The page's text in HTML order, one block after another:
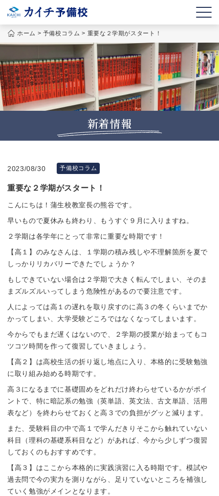
ホーム > 予備校コラム > 重要な２学期がスタート！
新着情報
2023/08/30 予備校コラム
重要な２学期がスタート！
こんにちは！蒲生校教室長の熊谷です。
早いもので夏休みも終わり、もうすぐ９月に入りますね。
２学期は各学年にとって非常に重要な時期です！
【高１】のみなさんは、１学期の積み残しや不理解箇所を夏で
しっかりリカバリーできたでしょうか？
もしできていない場合は２学期で大きく転んでしまい、そのま
まズルズルいってしまう危険性があるので要注意です。
人によっては高１の遅れを取り戻すのに高３の冬くらいまでか
かってしまい、大学受験どころではなくなってしまいます。
今からでもまだ遅くはないので、２学期の授業が始まってもコ
ツコツ時間を作って復習していきましょう。
【高２】は高校生活の折り返し地点に入り、本格的に受験勉強
に取り組み始める時期です。
高３になるまでに基礎固めをどれだけ終わらせているかがポイ
ントで、特に暗記系の勉強（英単語、英文法、古文単語、活用
表など）を終わらせておくと高３での負担がグッと減ります。
また、受験科目の中で高１で学んだきりそこから触れていない
科目（理科の基礎系科目など）があれば、今から少しずつ復習
しておくのもおすすめです。
【高３】はここから本格的に実践演習に入る時期です。模試や
過去問で今の実力を測りながら、足りていないところを補強し
ていく勉強がメインとなります。